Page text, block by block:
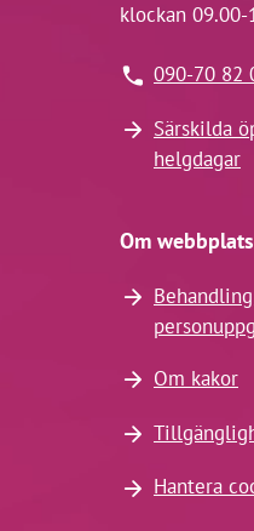
klockan 09.00-
090-70 82
Särskilda
helgdagar
Om
Om kakor
Hantera